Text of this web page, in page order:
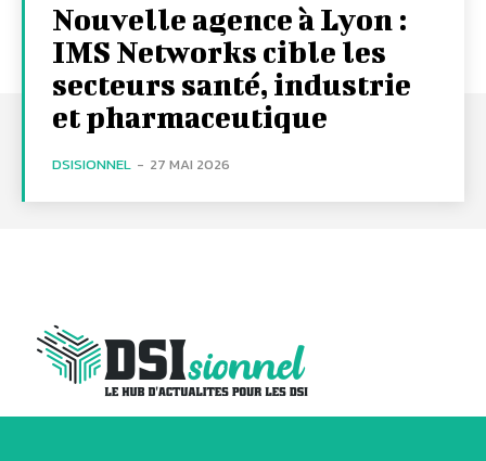
Nouvelle agence à Lyon :
IMS Networks cible les
secteurs santé, industrie
et pharmaceutique
DSISIONNEL - 27 MAI 2026